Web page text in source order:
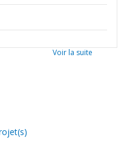
Voir la suite